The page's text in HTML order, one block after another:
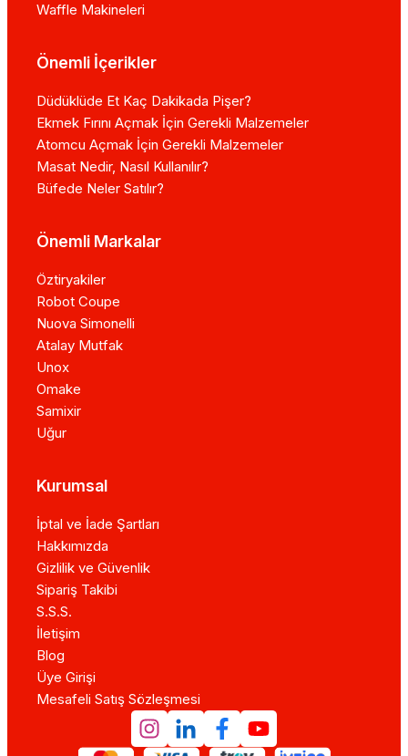
Waffle Makineleri
Önemli İçerikler
Düdüklüde Et Kaç Dakikada Pişer?
Ekmek Fırını Açmak İçin Gerekli Malzemeler
Atomcu Açmak İçin Gerekli Malzemeler
Masat Nedir, Nasıl Kullanılır?
Büfede Neler Satılır?
Önemli Markalar
Öztiryakiler
Robot Coupe
Nuova Simonelli
Atalay Mutfak
Unox
Omake
Samixir
Uğur
Kurumsal
İptal ve İade Şartları
Hakkımızda
Gizlilik ve Güvenlik
Sipariş Takibi
S.S.S.
İletişim
Blog
Üye Girişi
Mesafeli Satış Sözleşmesi